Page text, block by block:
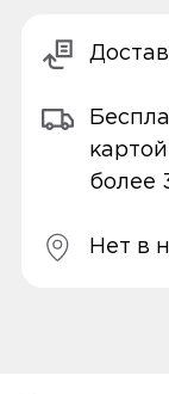
более
Нет в